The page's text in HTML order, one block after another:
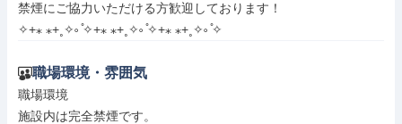
禁煙にご協力いただける方歓迎しております！
✧+⁎ ⁎+˳✧༚ ̊✧+⁎ ⁎+˳✧༚ ̊✧+⁎ ⁎+˳✧༚ ̊✧
職場環境・雰囲気
職場環境
施設内は完全禁煙です。